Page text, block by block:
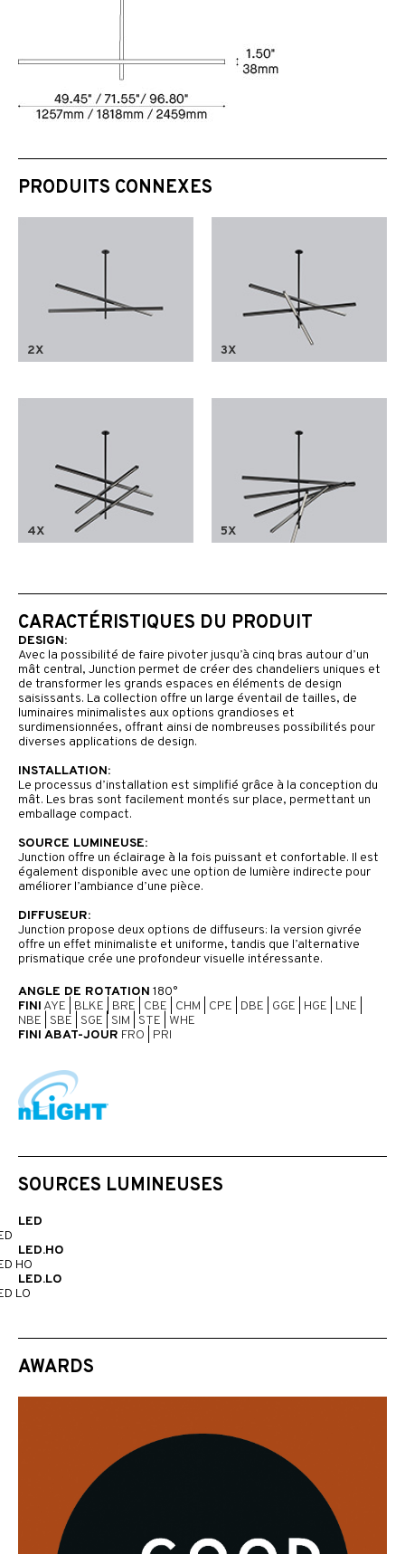
PRODUITS CONNEXES
2X 3X
4X 5X
CARACTÉRISTIQUES DU PRODUIT
DESIGN:
Avec la possibilité de faire pivoter jusqu’à cinq bras autour d’un
mât central, Junction permet de créer des chandeliers uniques et
de transformer les grands espaces en éléments de design
saisissants. La collection offre un large éventail de tailles, de
luminaires minimalistes aux options grandioses et
surdimensionnées, offrant ainsi de nombreuses possibilités pour
diverses applications de design.
INSTALLATION:
Le processus d’installation est simplifié grâce à la conception du
mât. Les bras sont facilement montés sur place, permettant un
emballage compact.
SOURCE LUMINEUSE:
Junction offre un éclairage à la fois puissant et confortable. Il est
également disponible avec une option de lumière indirecte pour
améliorer l’ambiance d’une pièce.
DIFFUSEUR:
Junction propose deux options de diffuseurs: la version givrée
offre un effet minimaliste et uniforme, tandis que l’alternative
prismatique crée une profondeur visuelle intéressante.
ANGLE DE ROTATION 180°
FINI AYE BLKE | BRE CBE CHM CPE DBE GGE HGE LNE
NBE
SBE SGE SIM STE WHE
FINI ABAT-JOUR FRO PRI
SOURCES LUMINEUSES
LED
LED.HO
HO
LED.LO
LO
AWARDS